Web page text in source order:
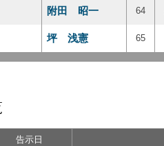
附田 昭一 64
坪 浅憲 65
告示日